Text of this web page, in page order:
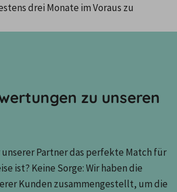
drei Monate im Voraus zu
zu unseren
Partner das perfekte Match für
ist? Keine Sorge: Wir haben die
Kunden zusammengestellt, um die